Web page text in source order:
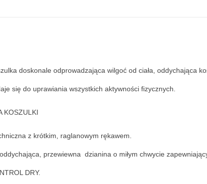
doskonale odprowadzająca wilgoć od ciała, oddychająca
się do uprawiania wszystkich aktywności fizycznych.
KOSZULKI
z krótkim, raglanowym rękawem.
przewiewna dzianina o miłym chwycie
DRY.